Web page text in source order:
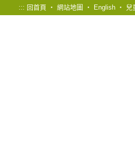
::: 回首頁 ‧ 網站地圖 ‧ English ‧ 兒